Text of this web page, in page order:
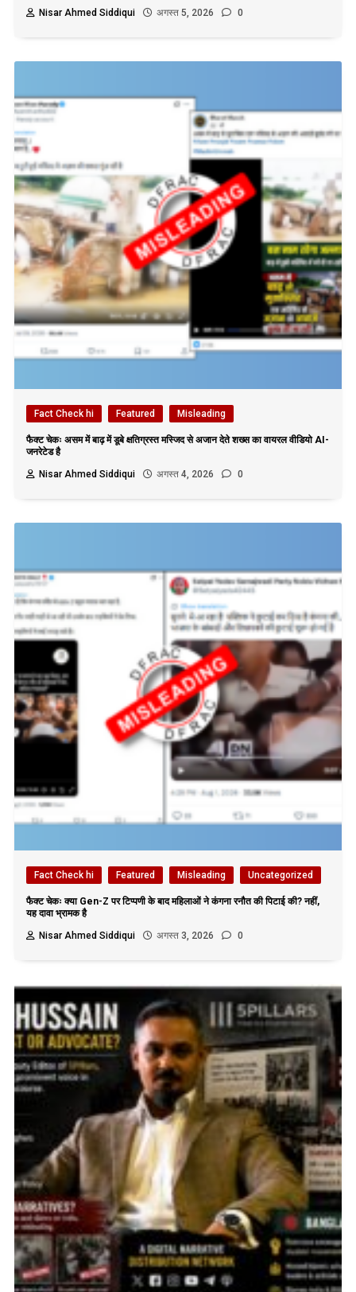
Nisar Ahmed Siddiqui अगस्त 5, 2026 0
Fact Check hi Featured Misleading
फैक्ट चेकः असम में बाढ़ में डूबे क्षतिग्रस्त मस्जिद से अजान देते शख्स का वायरल वीडियो AI-
जनरेटेड है
Nisar Ahmed Siddiqui
अगस्त 4, 2026 0
Fact Check hi Featured Misleading Uncategorized
फैक्ट चेकः क्या Gen-Z पर टिप्पणी के बाद महिलाओं ने कंगना रनौत की पिटाई की? नहीं,
यह दावा भ्रामक है
Nisar Ahmed Siddiqui
अगस्त 3, 2026 0